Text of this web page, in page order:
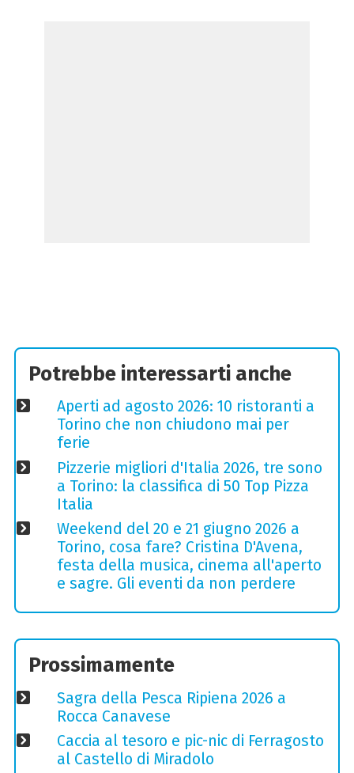
Potrebbe interessarti anche
Aperti ad agosto 2026: 10 ristoranti a
Torino che non chiudono mai per
ferie
Pizzerie migliori d'Italia 2026, tre sono
a Torino: la classifica di 50 Top Pizza
Italia
Weekend del 20 e 21 giugno 2026 a
Torino, cosa fare? Cristina D'Avena,
festa della musica, cinema all'aperto
e sagre. Gli eventi da non perdere
Prossimamente
Sagra della Pesca Ripiena 2026 a
Rocca Canavese
Caccia al tesoro e pic-nic di Ferragosto
al Castello di Miradolo